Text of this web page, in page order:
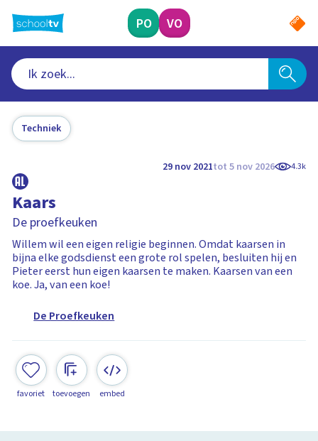
naar
hoofdinhoud
PO VO
Techniek
29 nov 2021tot 5 nov 2026 4.3k
Kaars
De proefkeuken
Willem wil een eigen religie beginnen. Omdat kaarsen in
bijna elke godsdienst een grote rol spelen, besluiten hij en
Pieter eerst hun eigen kaarsen te maken. Kaarsen van een
koe. Ja, van een koe!
De Proefkeuken
favoriet toevoegen embed